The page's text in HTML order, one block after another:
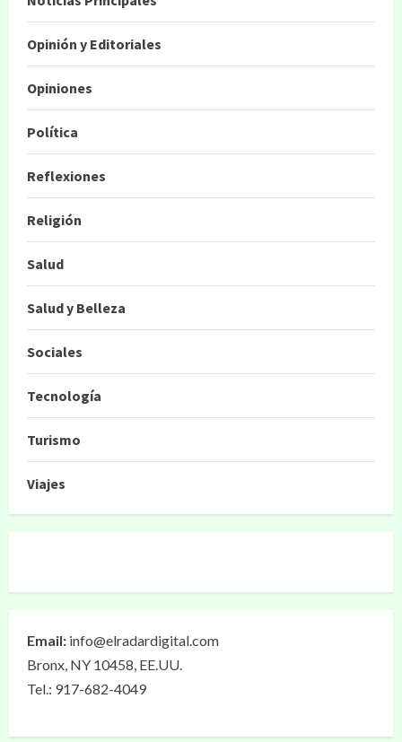
Opinión y Editoriales
Opiniones
Política
Reflexiones
Religión
Salud
Salud y Belleza
Sociales
Tecnología
Turismo
Viajes
Email: info@elradardigital.com
Bronx, NY 10458, EE.UU.
Tel.: 917-682-4049